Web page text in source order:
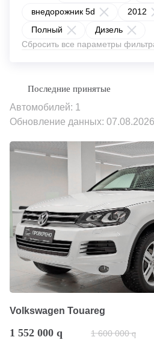
внедорожник 5d
2012
Полный
Дизель
Сбросить все параметры
Автомобилей: 1
Обновление данных:
Volkswagen Touareg
1 552 000 q 1 600 000 q